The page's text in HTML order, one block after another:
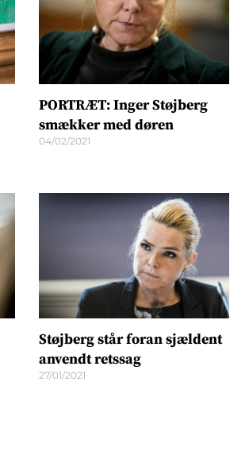
PORTRÆT: Inger Støjberg
smækker med døren
04/02/2021
Støjberg står foran sjældent
anvendt retssag
27/01/2021